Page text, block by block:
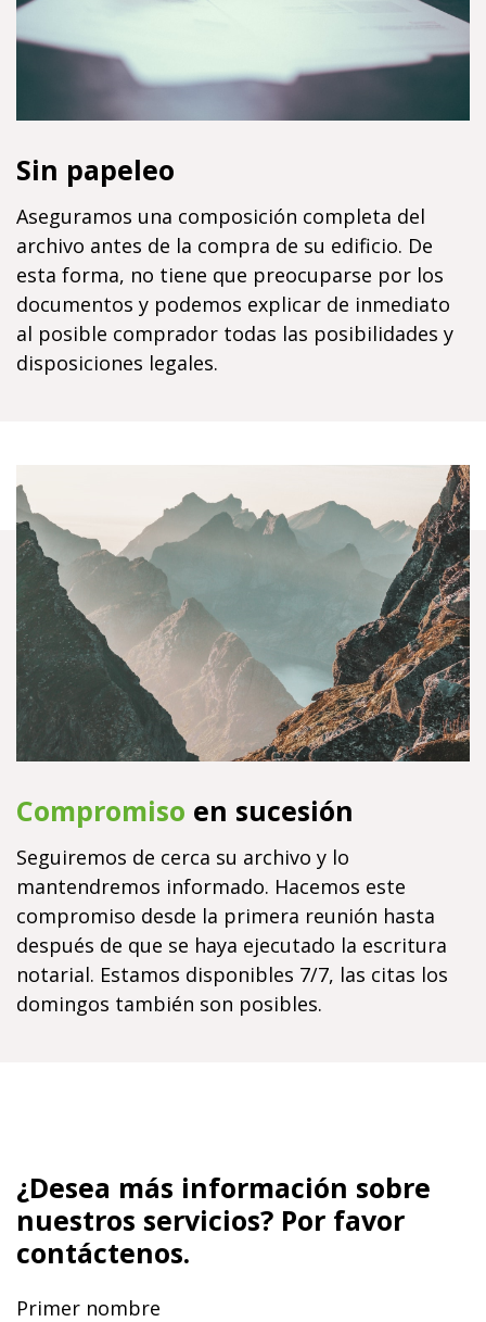
Sin papeleo
Aseguramos una composición completa del
archivo antes de la compra de su edificio. De
esta forma, no tiene que preocuparse por los
documentos y podemos explicar de inmediato
al posible comprador todas las posibilidades y
disposiciones legales.
Compromiso en sucesión
Seguiremos de cerca su archivo y lo
mantendremos informado. Hacemos este
compromiso desde la primera reunión hasta
después de que se haya ejecutado la escritura
notarial. Estamos disponibles 7/7, las citas los
domingos también son posibles.
¿Desea más información sobre
nuestros servicios? Por favor
contáctenos.
Primer nombre